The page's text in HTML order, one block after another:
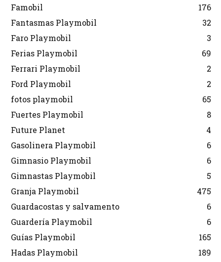
Famobil
176
Fantasmas Playmobil
32
Faro Playmobil
3
Ferias Playmobil
69
Ferrari Playmobil
2
Ford Playmobil
2
fotos playmobil
65
Fuertes Playmobil
8
Future Planet
4
Gasolinera Playmobil
6
Gimnasio Playmobil
6
Gimnastas Playmobil
5
Granja Playmobil
475
Guardacostas y salvamento
6
Guardería Playmobil
6
Guías Playmobil
165
Hadas Playmobil
189